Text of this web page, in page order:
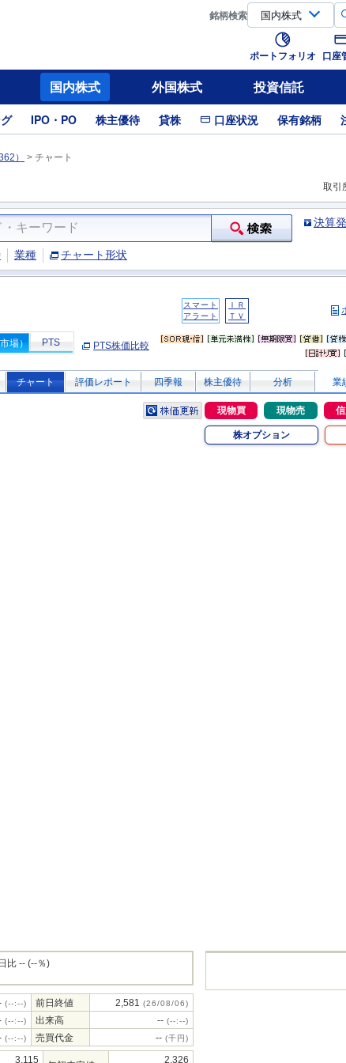
銘柄検索
ポートフォリオ 口座
国内株式 外国株式 投資信託
IPO・PO 株主優待 貸株 口座状況 保有銘柄
） > チャート
取引
決算
業種 チャート形状
スマート
アラート
ＩＲ
ＴＶ
場） PTS PTS株価比較
チャート 評価レポート 四季報 株主優待 分析 業
現物買 現物売
株オプション
比 -- (--％)
(--:--) 前日終値 2,581 (26/08/06)
(--:--) 出来高 -- (--:--)
(--:--) 売買代金 -- (千円)
3,115 2,326